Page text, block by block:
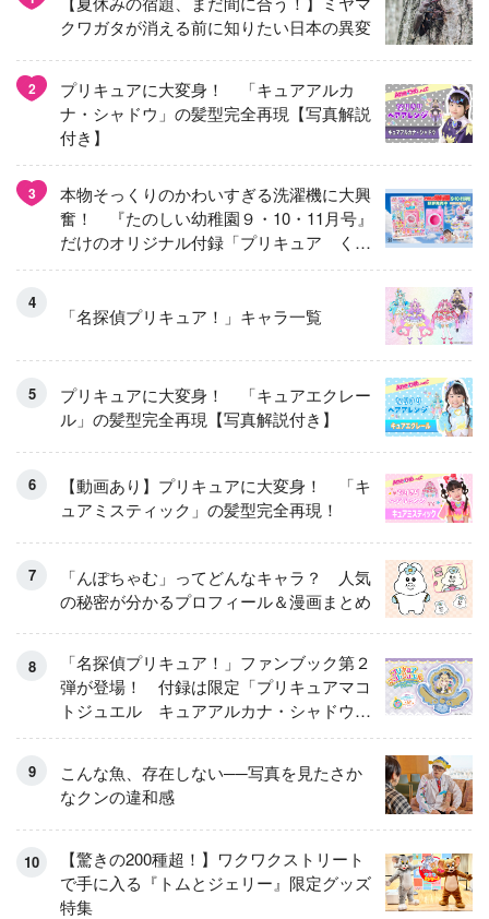
クワガタが消える前に知りたい日本の異変
2
プリキュアに大変身！ 「キュアアルカ
ナ・シャドウ」の髪型完全再現【写真解説
付き】
3
本物そっくりのかわいすぎる洗濯機に大興
奮！ 『たのしい幼稚園９・10・11月号』
だけのオリジナル付録「プリキュア くる
くるせんたくき」
「名探偵プリキュア！」キャラ一覧
プリキュアに大変身！ 「キュアエクレー
ル」の髪型完全再現【写真解説付き】
【動画あり】プリキュアに大変身！ 「キ
ュアミスティック」の髪型完全再現！
「んぽちゃむ」ってどんなキャラ？ 人気
の秘密が分かるプロフィール＆漫画まとめ
「名探偵プリキュア！」ファンブック第２
弾が登場！ 付録は限定「プリキュアマコ
トジュエル キュアアルカナ・シャドウ
アイスver.」 キュアエクレールを大特
こんな魚、存在しない──写真を見たさか
なクンの違和感
【驚きの200種超！】ワクワクストリート
で手に入る『トムとジェリー』限定グッズ
特集